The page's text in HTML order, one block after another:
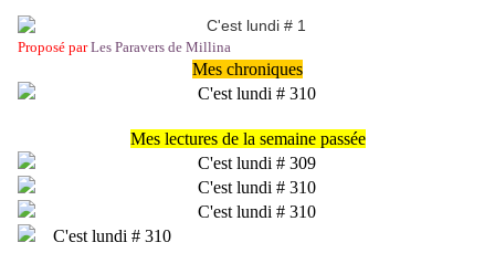
Proposé par Les Paravers de Millina
Mes chroniques
Mes lectures de la semaine passée